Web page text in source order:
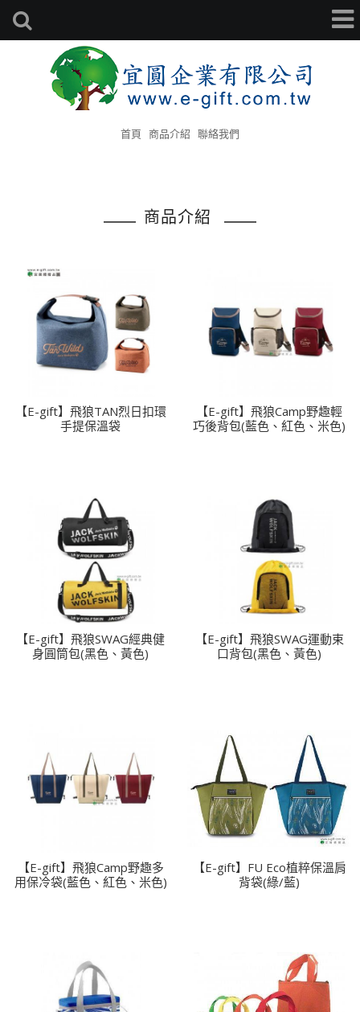
首頁 商品介紹 聯絡我們
商品介紹
【E-gift】飛狼TAN烈日扣環
手提保溫袋
【E-gift】飛狼Camp野趣輕
巧後背包(藍色、紅色、米色)
【E-gift】飛狼SWAG經典健
身圓筒包(黑色、黃色)
【E-gift】飛狼SWAG運動束
口背包(黑色、黃色)
【E-gift】飛狼Camp野趣多
用保冷袋(藍色、紅色、米色)
【E-gift】FU Eco植粹保溫肩
背袋(綠/藍)